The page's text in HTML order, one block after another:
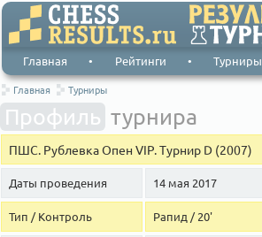
Главная • Рейтинги • Турниры
Главная Турниры
Профиль турнира
ПШС. Рублевка Опен VIP. Турнир D (2007)
Даты проведения 14 мая 2017
Тип / Контроль Рапид / 20'